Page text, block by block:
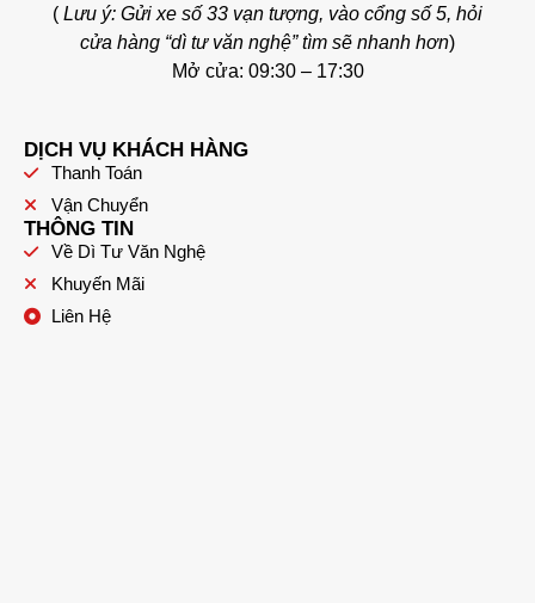
( Lưu ý: Gửi xe số 33 vạn tượng, vào cổng số 5, hỏi
cửa hàng “dì tư văn nghệ” tìm sẽ nhanh hơn)
Mở cửa: 09:30 – 17:30
DỊCH VỤ KHÁCH HÀNG
Thanh Toán
Vận Chuyển
THÔNG TIN
Về Dì Tư Văn Nghệ
Khuyến Mãi
Liên Hệ